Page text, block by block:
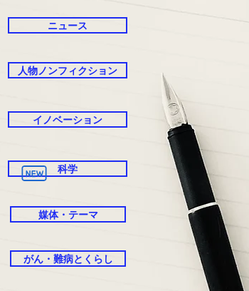
ニュース
人物ノンフィクション
イノベーション
科学
媒体・テーマ
がん・難病とくらし